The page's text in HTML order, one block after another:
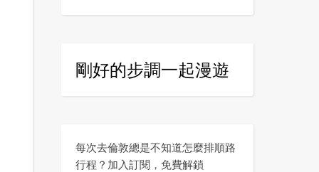
剛好的步調一起漫遊
每次去倫敦總是不知道怎麼排順路
行程？加入訂閱，免費解鎖